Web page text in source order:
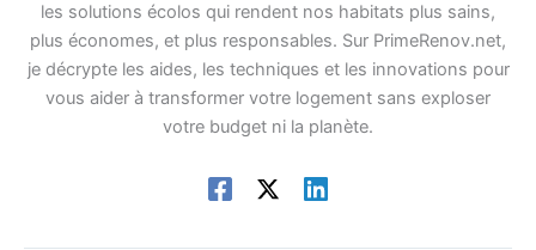
les solutions écolos qui rendent nos habitats plus sains,
plus économes, et plus responsables. Sur PrimeRenov.net,
je décrypte les aides, les techniques et les innovations pour
vous aider à transformer votre logement sans exploser
votre budget ni la planète.